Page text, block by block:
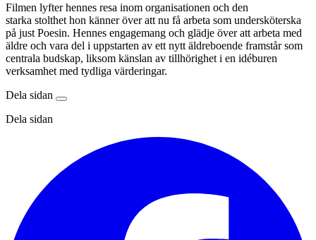
Filmen lyfter hennes resa inom organisationen och den
starka stolthet hon känner över att nu få arbeta som undersköterska
på just Poesin. Hennes engagemang och glädje över att arbeta med
äldre och vara del i uppstarten av ett nytt äldreboende framstår som
centrala budskap, liksom känslan av tillhörighet i en idéburen
verksamhet med tydliga värderingar.
Dela sidan
Dela sidan